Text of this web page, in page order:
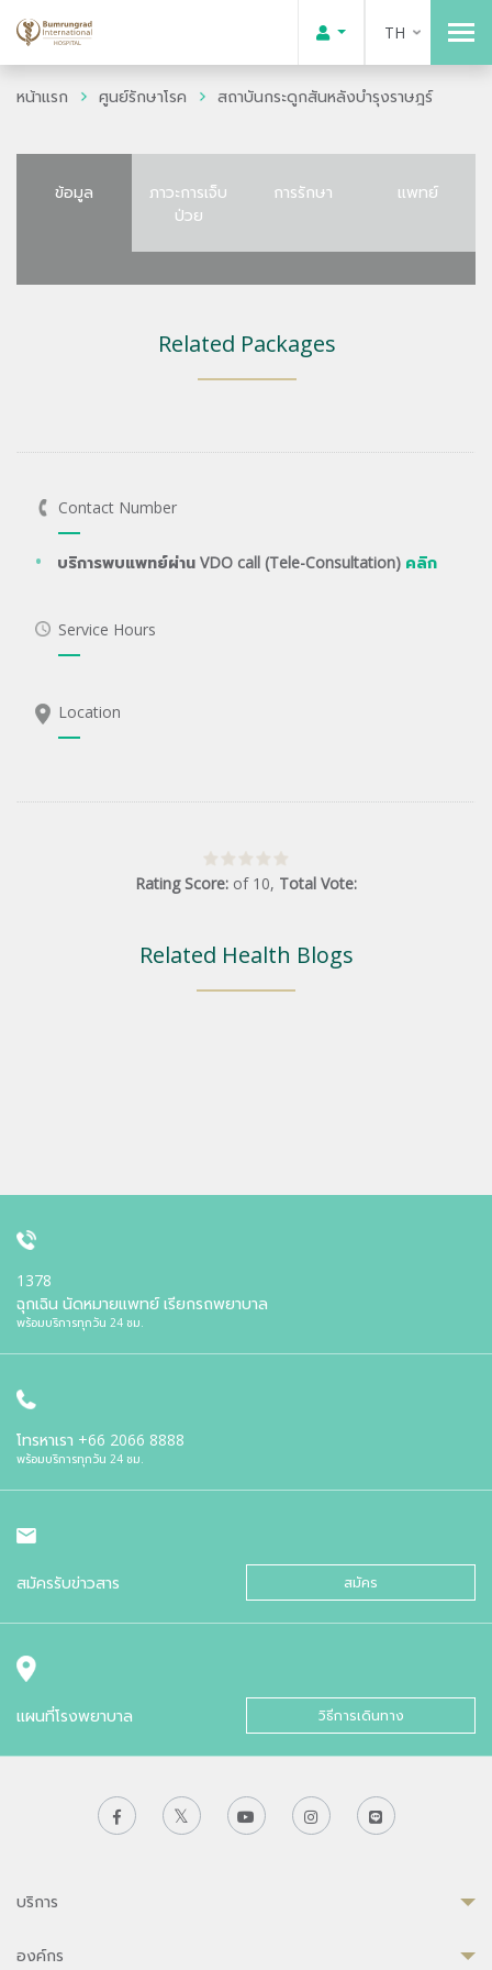
TH
หน้าแรก ศูนย์รักษาโรค สถาบันกระดูกสันหลังบำรุงราษฎร์
ข้อมูล
ภาวะการเจ็บ
ป่วย
การรักษา แพทย์
Related Packages
Contact Number
บริการพบแพทย์ผ่าน VDO call (Tele-Consultation) คลิก
Service Hours
Location
Rating Score: of 10, Total Vote:
Related Health Blogs
1378
ฉุกเฉิน นัดหมายแพทย์ เรียกรถพยาบาล
พร้อมบริการทุกวัน 24 ชม.
โทรหาเรา +66 2066 8888
พร้อมบริการทุกวัน 24 ชม.
สมัครรับข่าวสาร สมัคร
แผนที่โรงพยาบาล วิธีการเดินทาง
บริการ
องค์กร